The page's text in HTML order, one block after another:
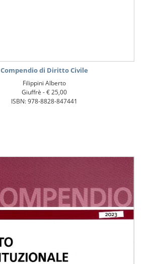
Compendio di Diritto Civile
Filippini Alberto
Giuffrè -€ 25,00
ISBN: 978-8828-847441